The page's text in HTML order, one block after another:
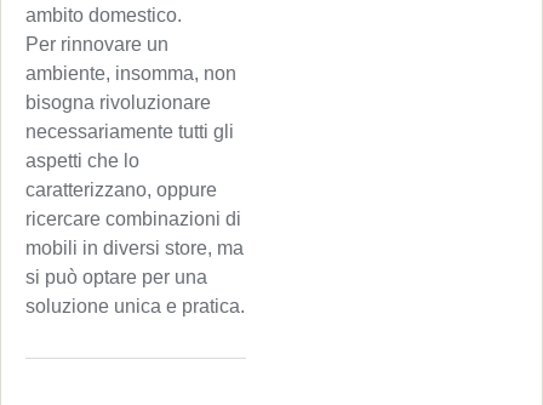
ambito domestico.
Per rinnovare un
ambiente, insomma, non
bisogna rivoluzionare
necessariamente tutti gli
aspetti che lo
caratterizzano, oppure
ricercare combinazioni di
mobili in diversi store, ma
si può optare per una
soluzione unica e pratica.